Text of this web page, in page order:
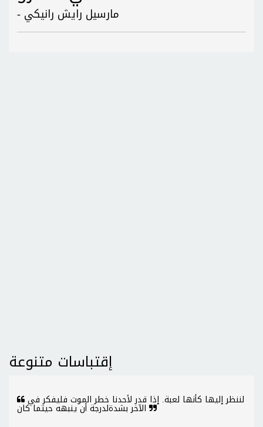
- مارسيل رايش رانيكي
إقتباسات متنوعة